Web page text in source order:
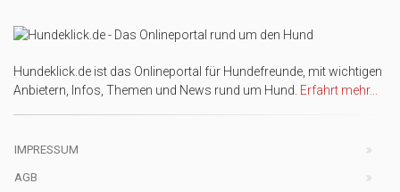
Hundeklick.de ist das Onlineportal für Hundefreunde, mit wichtigen
Anbietern, Infos, Themen und News rund um Hund. Erfahrt mehr...
IMPRESSUM
AGB